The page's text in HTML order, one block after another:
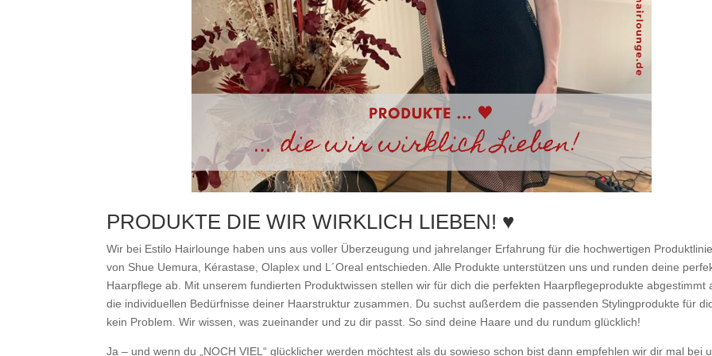
PRODUKTE DIE WIR WIRKLICH LIEBEN! ♥
Wir bei Estilo Hairlounge haben uns aus voller Überzeugung und jahrelanger Erfahrung für die hochwertigen
von Shue Uemura, Kérastase, Olaplex und L´Oreal entschieden. Alle Produkte unterstützen uns und runden deine
Haarpflege ab. Mit unserem fundierten Produktwissen stellen wir für dich die perfekten Haarpflegeprodukte abgestimmt
die individuellen Bedürfnisse deiner Haarstruktur zusammen. Du suchst außerdem die passenden Stylingprodukte für
kein Problem. Wir wissen, was zueinander und zu dir passt. So sind deine Haare und du rundum glücklich!
Ja – und wenn du „NOCH VIEL“ glücklicher werden möchtest als du sowieso schon bist dann empfehlen wir dir mal bei